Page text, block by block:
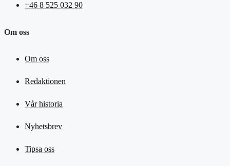
+46 8 525 032 90
Om oss
Om oss
Redaktionen
Vår historia
Nyhetsbrev
Tipsa oss